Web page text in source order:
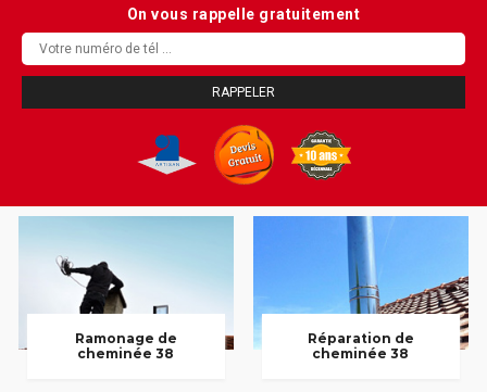
On vous rappelle gratuitement
Ramonage de
cheminée 38
Réparation de
cheminée 38